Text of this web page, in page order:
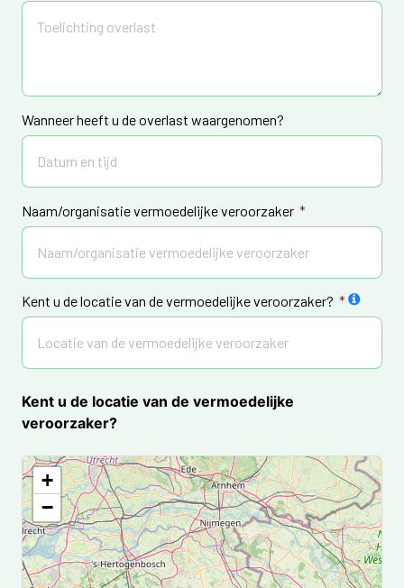
Wanneer heeft u de overlast waargenomen?
Naam/organisatie vermoedelijke veroorzaker
Kent u de locatie van de vermoedelijke veroorzaker?
Kent u de locatie van de vermoedelijke
veroorzaker?
+
−